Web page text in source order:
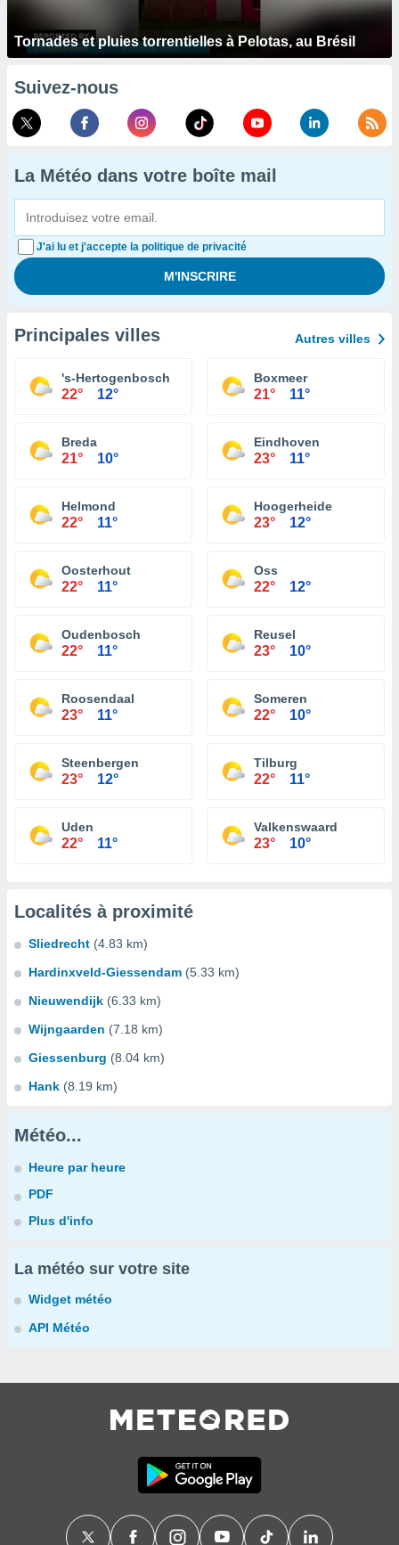
Tornades et pluies torrentielles à Pelotas, au Brésil
Suivez-nous
La Météo dans votre boîte mail
J'ai lu et j'accepte la politique de privacité
Principales villes Autres villes
's-Hertogenbosch
22° 12°
Boxmeer
21° 11°
Breda
21° 10°
Eindhoven
23° 11°
Helmond
22° 11°
Hoogerheide
23° 12°
Oosterhout
22° 11°
Oss
22° 12°
Oudenbosch
22° 11°
Reusel
23° 10°
Roosendaal
23° 11°
Someren
22° 10°
Steenbergen
23° 12°
Tilburg
22° 11°
Uden
22° 11°
Valkenswaard
23° 10°
Localités à proximité
Sliedrecht (4.83 km)
Hardinxveld-Giessendam (5.33 km)
Nieuwendijk (6.33 km)
Wijngaarden (7.18 km)
Giessenburg (8.04 km)
Hank (8.19 km)
Météo...
Heure par heure
PDF
Plus d'info
La météo sur votre site
Widget météo
API Météo